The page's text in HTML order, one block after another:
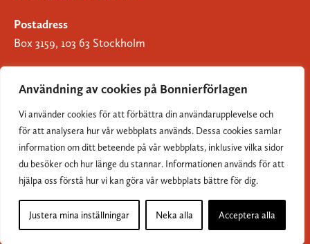
Användning av cookies på Bonnierförlagen
Vi använder cookies för att förbättra din användarupplevelse och
för att analysera hur vår webbplats används. Dessa cookies samlar
information om ditt beteende på vår webbplats, inklusive vilka sidor
du besöker och hur länge du stannar. Informationen används för att
hjälpa oss förstå hur vi kan göra vår webbplats bättre för dig.
Justera mina inställningar Neka alla Acceptera alla
Postadress
Box 3159, 103 63 Stockholm
Om Bonnierförlagen
Cookies
Integritetspolicy